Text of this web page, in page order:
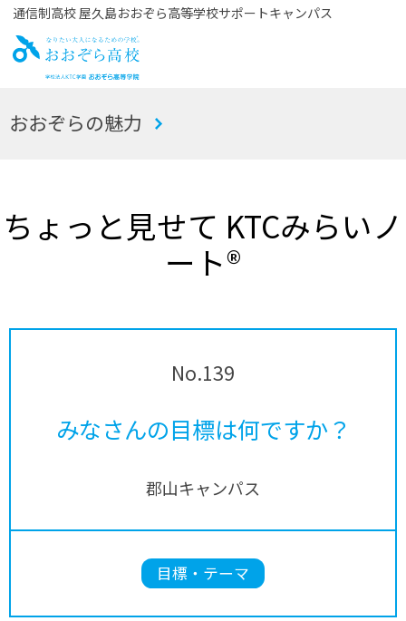
通信制高校 屋久島おおぞら高等学校サポートキャンパス
お
おおぞらの魅力
ちょっと見せて KTCみらいノ
ート®
No.139
みなさんの目標は何ですか？
郡山キャンパス
目標・テーマ